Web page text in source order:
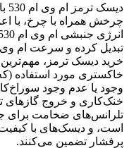
چرخش همراه با چرخ، با
خرید دیسک ترمز،
خاکستری مورد استفاده (که
وجود یا عدم وجود
خنک‌کاری و خروج گازهای
تلرانس‌های ضخامت برای
است، و دیسک‌های با
پرفشار تضمین می‌کنند.